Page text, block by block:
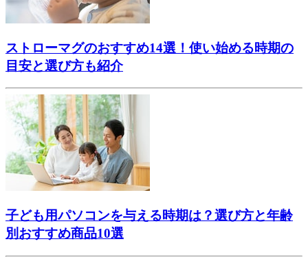
ストローマグのおすすめ14選！使い始める時期の
目安と選び方も紹介
子ども用パソコンを与える時期は？選び方と年齢
別おすすめ商品10選